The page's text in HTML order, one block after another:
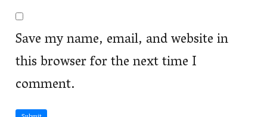
Save my name, email, and website in
this browser for the next time I
comment.